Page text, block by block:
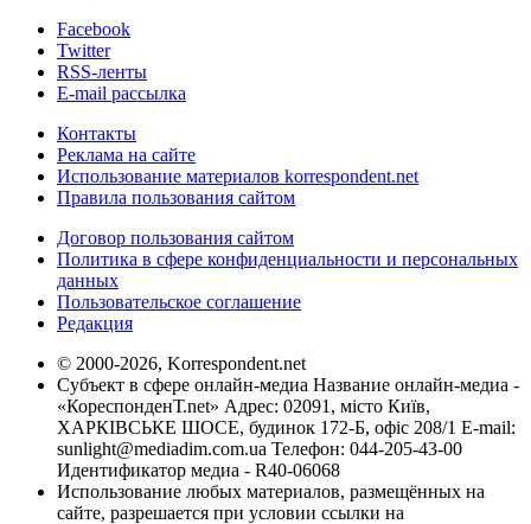
Facebook
Twitter
RSS-ленты
E-mail рассылка
Контакты
Реклама на сайте
Использование материалов korrespondent.net
Правила пользования сайтом
Договор пользования сайтом
Политика в сфере конфиденциальности и персональных
данных
Пользовательское соглашение
Редакция
© 2000-2026, Korrespondent.net
Субъект в сфере онлайн-медиа Название онлайн-медиа -
«КореспонденТ.net» Адрес: 02091, місто Київ,
ХАРКІВСЬКЕ ШОСЕ, будинок 172-Б, офіс 208/1 E-mail:
sunlight@mediadim.com.ua Телефон: 044-205-43-00
Идентификатор медиа - R40-06068
Использование любых материалов, размещённых на
сайте, разрешается при условии ссылки на